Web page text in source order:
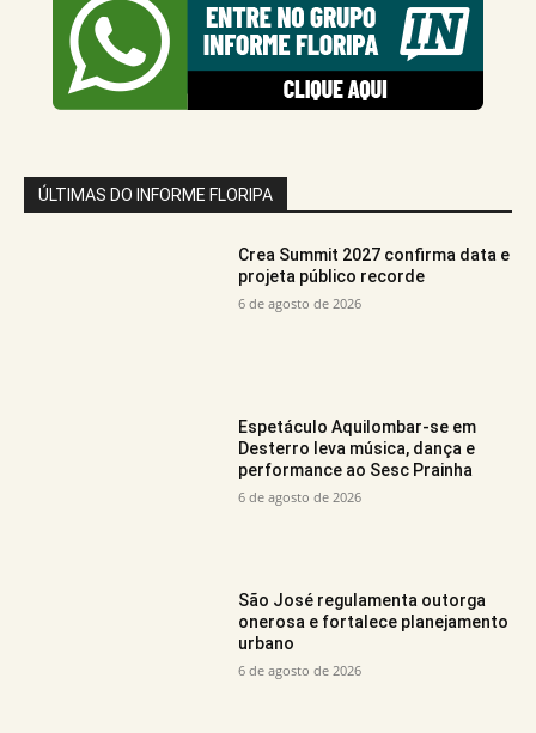
ÚLTIMAS DO INFORME FLORIPA
Crea Summit 2027 confirma data e
projeta público recorde
6 de agosto de 2026
Espetáculo Aquilombar-se em
Desterro leva música, dança e
performance ao Sesc Prainha
6 de agosto de 2026
São José regulamenta outorga
onerosa e fortalece planejamento
urbano
6 de agosto de 2026